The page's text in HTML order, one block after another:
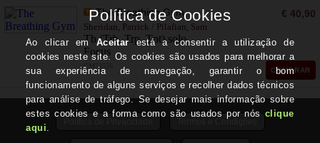
The Breathing Gym
Sheridan, Patrick / Pilafian, Sam
Tb (Trb, Trp, Tpt) solo
Focus
CM72556
€ 40,90
COMPRAR
Termos e Condições